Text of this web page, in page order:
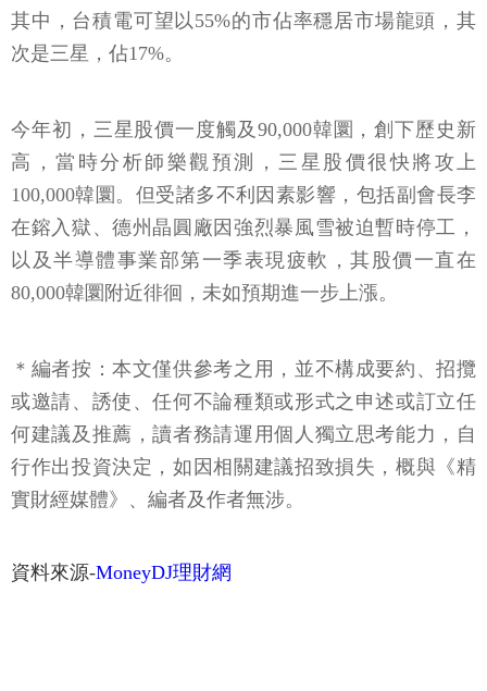
其中，台積電可望以55%的市佔率穩居市場龍頭，其
次是三星，佔17%。
今年初，三星股價一度觸及90,000韓圜，創下歷史新
高，當時分析師樂觀預測，三星股價很快將攻上
100,000韓圜。但受諸多不利因素影響，包括副會長李
在鎔入獄、德州晶圓廠因強烈暴風雪被迫暫時停工，
以及半導體事業部第一季表現疲軟，其股價一直在
80,000韓圜附近徘徊，未如預期進一步上漲。
＊編者按：本文僅供參考之用，並不構成要約、招攬
或邀請、誘使、任何不論種類或形式之申述或訂立任
何建議及推薦，讀者務請運用個人獨立思考能力，自
行作出投資決定，如因相關建議招致損失，概與《精
實財經媒體》、編者及作者無涉。
資料來源-MoneyDJ理財網